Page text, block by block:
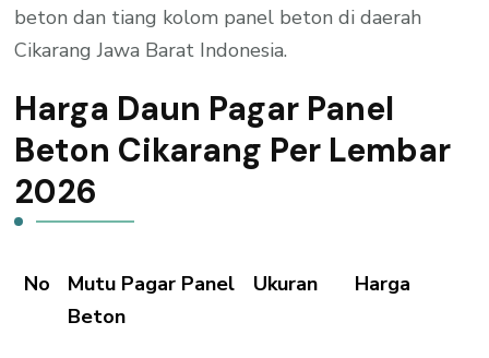
beton dan tiang kolom panel beton di daerah
Cikarang Jawa Barat Indonesia.
Harga Daun Pagar Panel
Beton Cikarang Per Lembar
2026
No
Mutu Pagar Panel
Beton
Ukuran Harga